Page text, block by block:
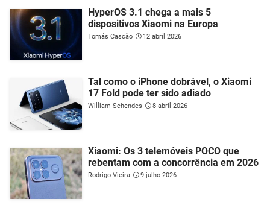
HyperOS 3.1 chega a mais 5
dispositivos Xiaomi na Europa
Tomás Cascão 12 abril 2026
Tal como o iPhone dobrável, o Xiaomi
17 Fold pode ter sido adiado
William Schendes 8 abril 2026
Xiaomi: Os 3 telemóveis POCO que
rebentam com a concorrência em 2026
Rodrigo Vieira 9 julho 2026